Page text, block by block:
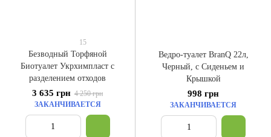
15
Безводный Торфяной
Биотуалет Укрхимпласт с
разделением отходов
3 635 грн 4 250 грн
ЗАКАНЧИВАЕТСЯ
Ведро-туалет BranQ 22л,
Черный, с Сиденьем и
Крышкой
998 грн
ЗАКАНЧИВАЕТСЯ